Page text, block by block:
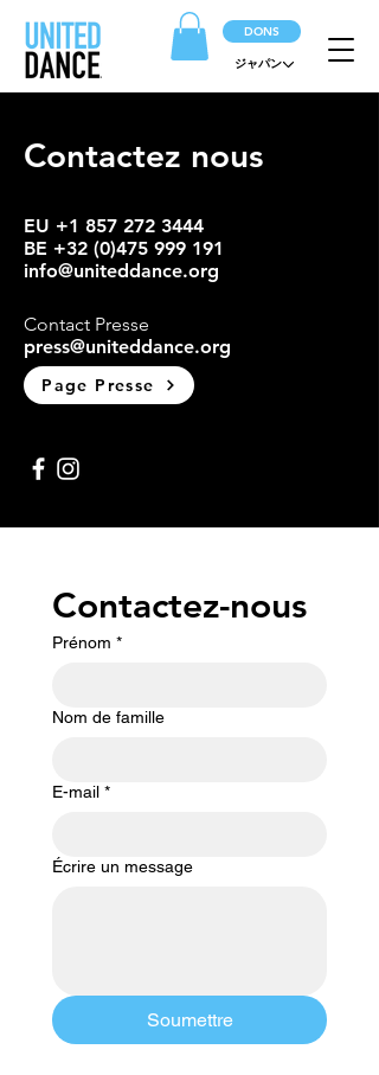
DONS
ジャパン
Contactez nous
EU +1 857 272 3444
BE +32 (0)475 999 191
info@uniteddance.org
Contact Presse
press@uniteddance.org
Page Presse
Contactez-nous
Prénom *
Nom de famille
E-mail *
Écrire un message
Soumettre